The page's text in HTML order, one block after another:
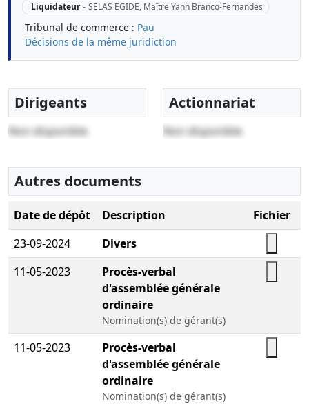
Liquidateur - SELAS EGIDE, Maître Yann Branco-Fernandes
Tribunal de commerce : Pau
Décisions de la même juridiction
Dirigeants
Non disponible
Actionnariat
Non disponible
Autres documents
Date de dépôt Description
Fichier
23-09-2024
Divers
11-05-2023
Procès-verbal
d'assemblée générale
ordinaire
Nomination(s) de gérant(s)
11-05-2023
Procès-verbal
d'assemblée générale
ordinaire
Nomination(s) de gérant(s)